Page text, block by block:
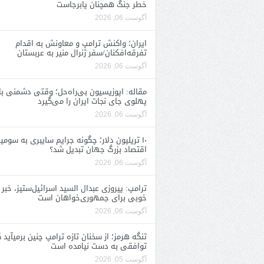
خطر جنگ همچنان پابرجاست
آگوست 06, 2026
ایران؛ واکنش ترامپ و معاونش به اقدام
تفرقه‌افکنان/سفر ژنرال منیر به عربستان
آگوست 06, 2026
مقاله: اپوزیسیون بی‌راه‌حل؛ وقتی دشمنی
پهلوی جای نجات ایران را می‌گیرد
آگوست 06, 2026
۱۰ تریلیون دلار؛ چگونه جرایم سایبری به
اقتصاد بزرگ جهان تبدیل شد؟
آگوست 06, 2026
ترامپ: پیروزی عبدال السید اسرائیل‌ستیز، خبر
خوبی برای جمهوری‌خواهان است
آگوست 06, 2026
تنگه هرمز؛ از سخنان تازه ترامپ چنین
توافقی به دست نیامده است
آگوست 05, 2026